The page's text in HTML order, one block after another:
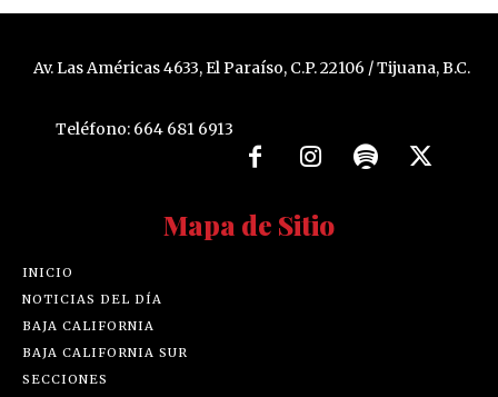
Av. Las Américas 4633, El Paraíso, C.P. 22106 / Tijuana, B.C.
Teléfono: 664 681 6913
Mapa de Sitio
INICIO
NOTICIAS DEL DÍA
BAJA CALIFORNIA
BAJA CALIFORNIA SUR
SECCIONES